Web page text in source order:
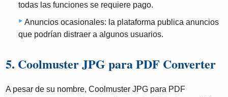
todas las funciones se requiere pago.
Anuncios ocasionales: la plataforma publica anuncios
que podrían distraer a algunos usuarios.
5. Coolmuster JPG para PDF Converter
A pesar de su nombre, Coolmuster JPG para PDF